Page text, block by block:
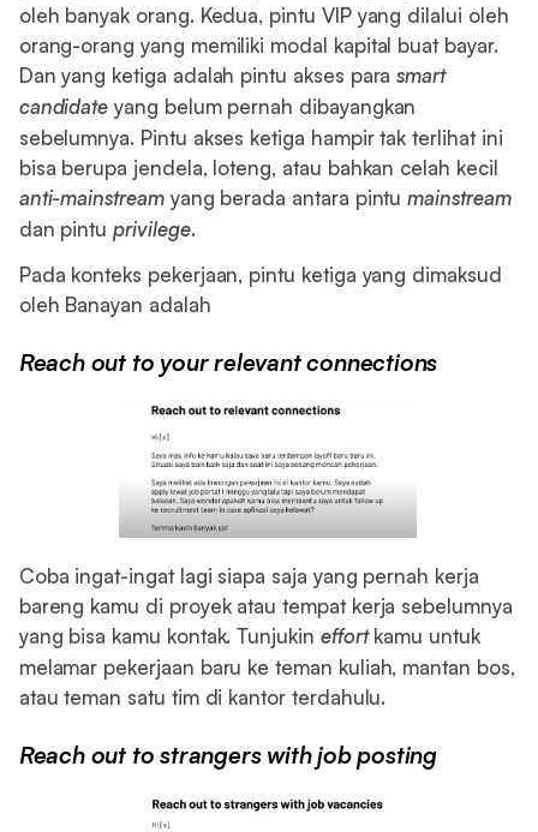
oleh banyak orang. Kedua, pintu VIP yang dilalui oleh
orang-orang yang memiliki modal kapital buat bayar.
Dan yang ketiga adalah pintu akses parasmart
candidate yang belum pernah dibayangkan
sebelumnya. Pintu akses ketiga hampir tak terlihat ini
bisa berupa jendela, loteng, atau bahkan celah kecil
anti-mainstreamyang berada antara pintumainstream
dan pintuprivilege.
Pada konteks pekerjaan, pintu ketiga yang dimaksud
oleh Banayan adalah
Reach out to your relevant connections
Coba ingat-ingat lagi siapa saja yang pernah kerja
bareng kamu di proyek atau tempat kerja sebelumnya
yang bisa kamu kontak. Tunjukin effortkamu untuk
melamar pekerjaan baru ke teman kuliah, mantan bos,
atau teman satu tim di kantor terdahulu.
Reach out to strangers with job posting